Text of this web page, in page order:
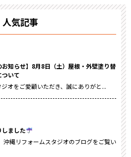
人気記事
お知らせ】8月8日（土）屋根・外壁塗り替
ついて
オをご愛顧いただき、誠にありがと...
ました
沖縄リフォームスタジオのブログをご覧い